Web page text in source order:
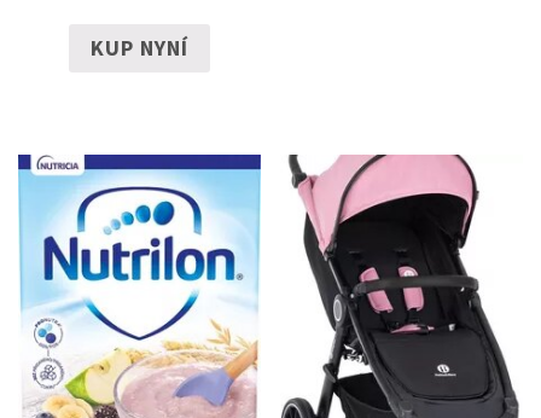
KUP NYNÍ